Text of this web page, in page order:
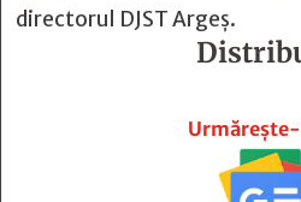
directorul DJST Argeș.